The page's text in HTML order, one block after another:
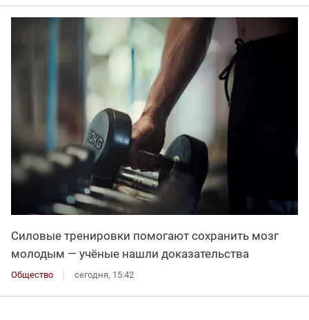
Силовые тренировки помогают сохранить мозг
молодым — учёные нашли доказательства
Общество сегодня, 15:42